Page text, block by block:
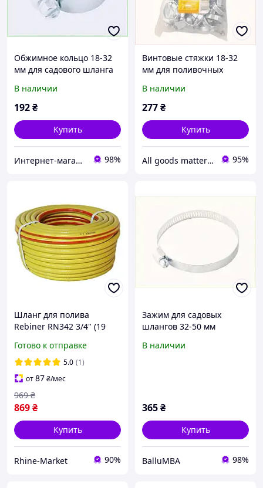
Обжимное кольцо 18-32
мм для садового шланга
В наличии
192₴
Купить
Интернет-магазин "SmartShop" 98%
Винтовые стяжки 18-32
мм для поливочных
87286M6T5H
В наличии
277₴
Купить
All goods matter - актуальные товары на каждый день 95%
Шланг для полива
Rebiner RN342 3/4" (19
Литва
Готово к отправке
5.0 (1)
от87₴/мес
869₴
969 ₴
Купить
Rhine-Market 90%
Зажим для садовых
шлангов 32-50 мм
856X8X504C
В наличии
365₴
Купить
BalluMBA 98%